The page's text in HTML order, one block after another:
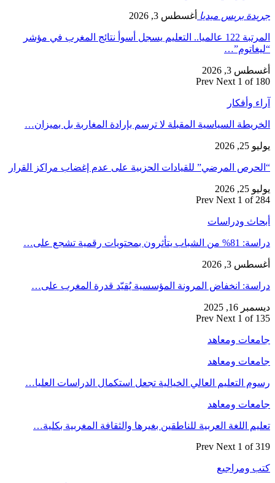
جريدة بريس ميديا أغسطس 3, 2026
المرتبة 122 عالميا.. التعليم يسجل أسوأ نتائج المغرب في مؤشر
“ليغاتوم”…
أغسطس 3, 2026
Prev Next 1 of 180
آراء وأفكار
الخريطة السياسية المقبلة لا ترسم بإرادة المغاربة بل بميزان…
يوليو 25, 2026
“الحرص المرضي” للقيادات الحزبية على عدم إغضاب مراكز القرار
يوليو 25, 2026
Prev Next 1 of 284
أبحاث ودراسات
دراسة: 81% من الشباب يتأثرون بمحتويات رقمية تشجع على…
أغسطس 3, 2026
دراسة: انخفاض المرونة المؤسسية يُقيّد قدرة المغرب على…
ديسمبر 16, 2025
Prev Next 1 of 135
جامعات ومعاهد
جامعات ومعاهد
رسوم التعليم العالي الخيالية تجعل استكمال الدراسات العليا…
جامعات ومعاهد
تعليم اللغة العربية للناطقين بغيرها والثقافة المغربية بكلية…
Prev Next 1 of 319
كتب ومراجيع